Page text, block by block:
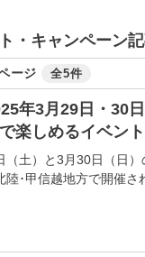
・キャンペーン
ージ 全5件
年3月29日・30
楽しめるイベン
（土）と3月30日（日
陸･甲信越地方で開催さ